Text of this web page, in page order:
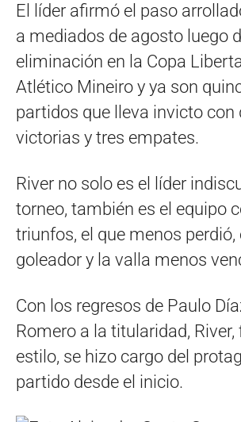
El líder afirmó el paso
a mediados de agosto luego
eliminación en la Copa
Atlético Mineiro y ya son
partidos que lleva invicto con
victorias y tres empates.
River no solo es el líder
torneo, también es el equipo
triunfos, el que menos perdió,
goleador y la valla menos
Con los regresos de Paulo
Romero a la titularidad, River,
estilo, se hizo cargo del
partido desde el inicio.